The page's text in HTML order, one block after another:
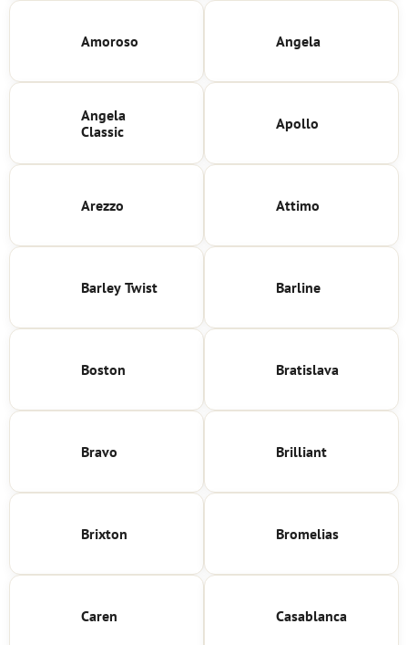
Amoroso Angela
Angela
Classic
Apollo
Arezzo Attimo
Barley Twist Barline
Boston Bratislava
Bravo Brilliant
Brixton Bromelias
Caren Casablanca